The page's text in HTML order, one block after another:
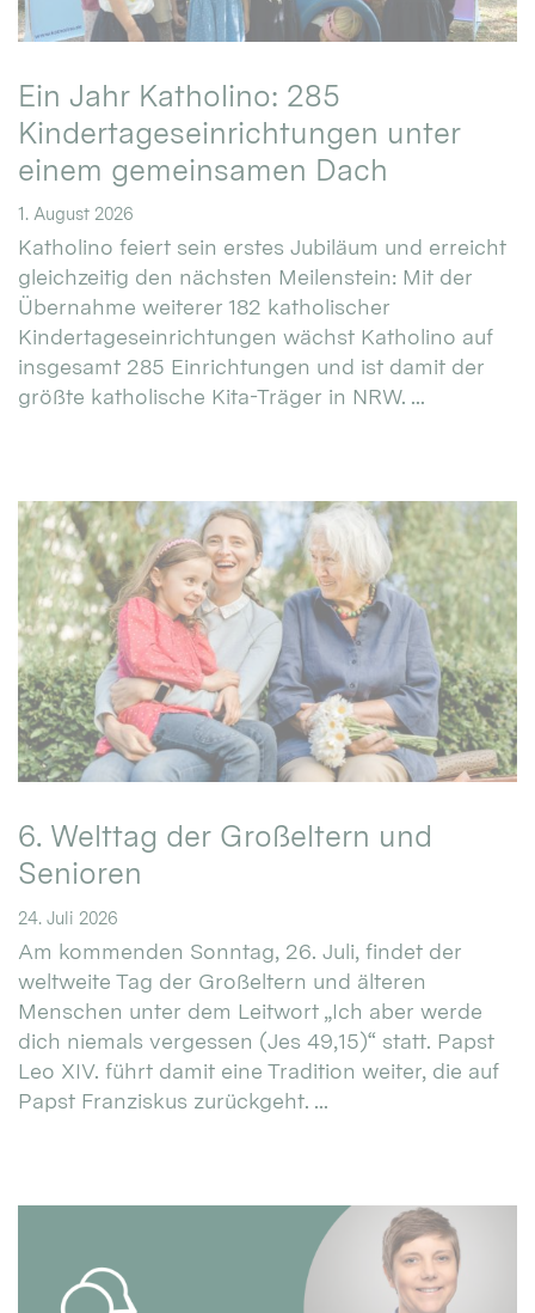
Ein Jahr Katholino: 285
Kindertageseinrichtungen unter
einem gemeinsamen Dach
1. August 2026
Katholino feiert sein erstes Jubiläum und erreicht
gleichzeitig den nächsten Meilenstein: Mit der
Übernahme weiterer 182 katholischer
Kindertageseinrichtungen wächst Katholino auf
insgesamt 285 Einrichtungen und ist damit der
größte katholische Kita-Träger in NRW. ...
6. Welttag der Großeltern und
Senioren
24. Juli 2026
Am kommenden Sonntag, 26. Juli, findet der
weltweite Tag der Großeltern und älteren
Menschen unter dem Leitwort „Ich aber werde
dich niemals vergessen (Jes 49,15)“ statt. Papst
Leo XIV. führt damit eine Tradition weiter, die auf
Papst Franziskus zurückgeht. ...